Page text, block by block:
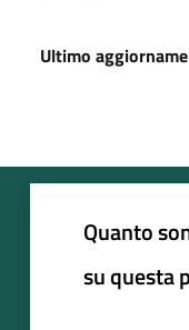
Ultimo
Quanto
su questa